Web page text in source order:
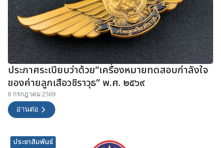
ประกาศระเบียบว่าด้วย“เครื่องหมายทดสอบกำลังใจ
ของค่ายลูกเสือวชิราวุธ” พ.ศ. ๒๕๖๙
8 กรกฎาคม 2569
อ่านต่อ
ประชาสัมพันธ์